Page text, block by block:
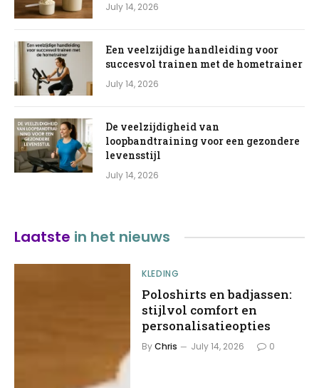
July 14, 2026
Een veelzijdige handleiding voor
succesvol trainen met de hometrainer
July 14, 2026
De veelzijdigheid van
loopbandtraining voor een gezondere
levensstijl
July 14, 2026
Laatste in het nieuws
KLEDING
Poloshirts en badjassen:
stijlvol comfort en
personalisatieopties
ByChris July 14, 2026 0